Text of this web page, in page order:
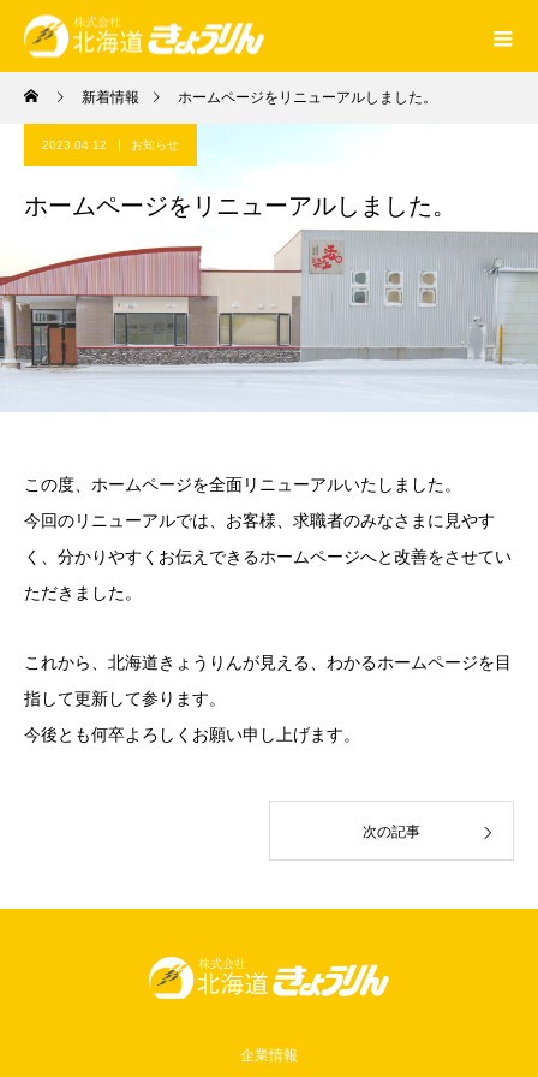
新着情報 ホームページをリニューアルしました。
2023.04.12 お知らせ
ホームページをリニューアルしました。
この度、ホームページを全面リニューアルいたしました。
今回のリニューアルでは、お客様、求職者のみなさまに見やす
く、分かりやすくお伝えできるホームページへと改善をさせてい
ただきました。
これから、北海道きょうりんが見える、わかるホームページを目
指して更新して参ります。
今後とも何卒よろしくお願い申し上げます。
次の記事
企業情報